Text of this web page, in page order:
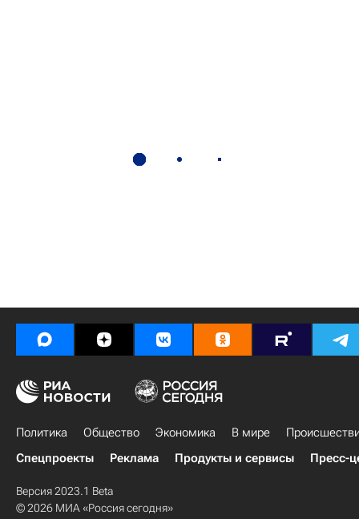
Политика Общество Экономика В мире
Спецпроекты
Реклама Продукты и сервисы Пресс-
Версия 2023.1 Beta
© 2026 МИА «Россия сегодня»